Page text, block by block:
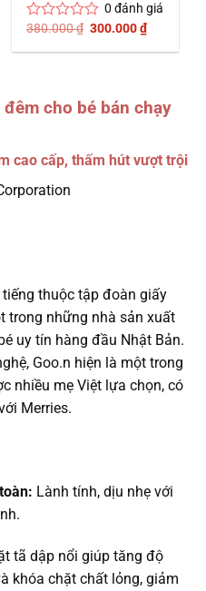
Được
sao
0 đánh giá
380.000₫ Giá
là:
300.000₫Giá
hiện
tại
cho bé bán chạy
cao cấp, thấm hút vượt trội
thuộc tập đoàn giấy
trong những nhà sản xuất
uy tín hàng đầu Nhật Bản.
Goo.n hiện là một trong
nhiều mẹ Việt lựa chọn, có
Merries.
Lành tính, dịu nhẹ với
tã dập nổi giúp tăng độ
khóa chặt chất lỏng, giảm